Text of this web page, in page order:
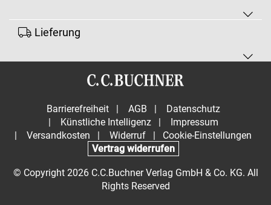
Lieferung
Barrierefreiheit | AGB |
Datenschutz
|
Künstliche Intelligenz |
Impressum
|
Versandkosten | Widerruf |
Cookie-Einstellungen
Vertrag widerrufen
© Copyright 2026 C.C.Buchner Verlag GmbH & Co. KG. All
Rights Reserved